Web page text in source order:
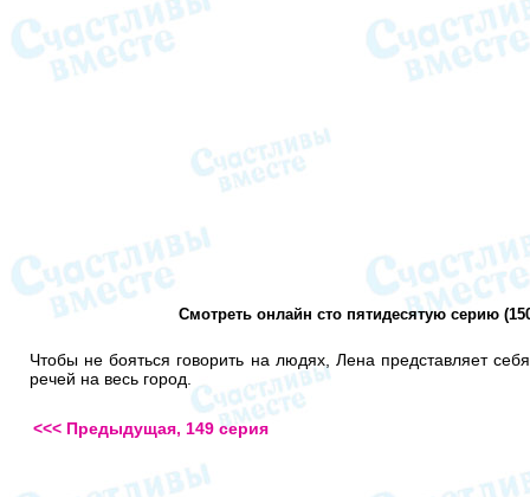
Смотреть онлайн сто пятидесятую серию
Чтобы не бояться говорить на людях, Лена представляет
речей на весь город.
<<< Предыдущая, 149 серия